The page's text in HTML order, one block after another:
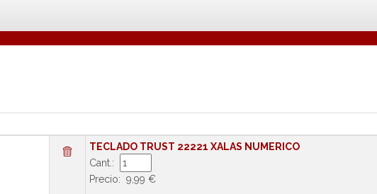
TECLADO TRUST 22221 XALAS NUMERICO
Cant.:
Precio: 9,99 €